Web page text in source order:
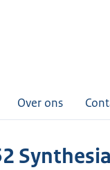
Over ons